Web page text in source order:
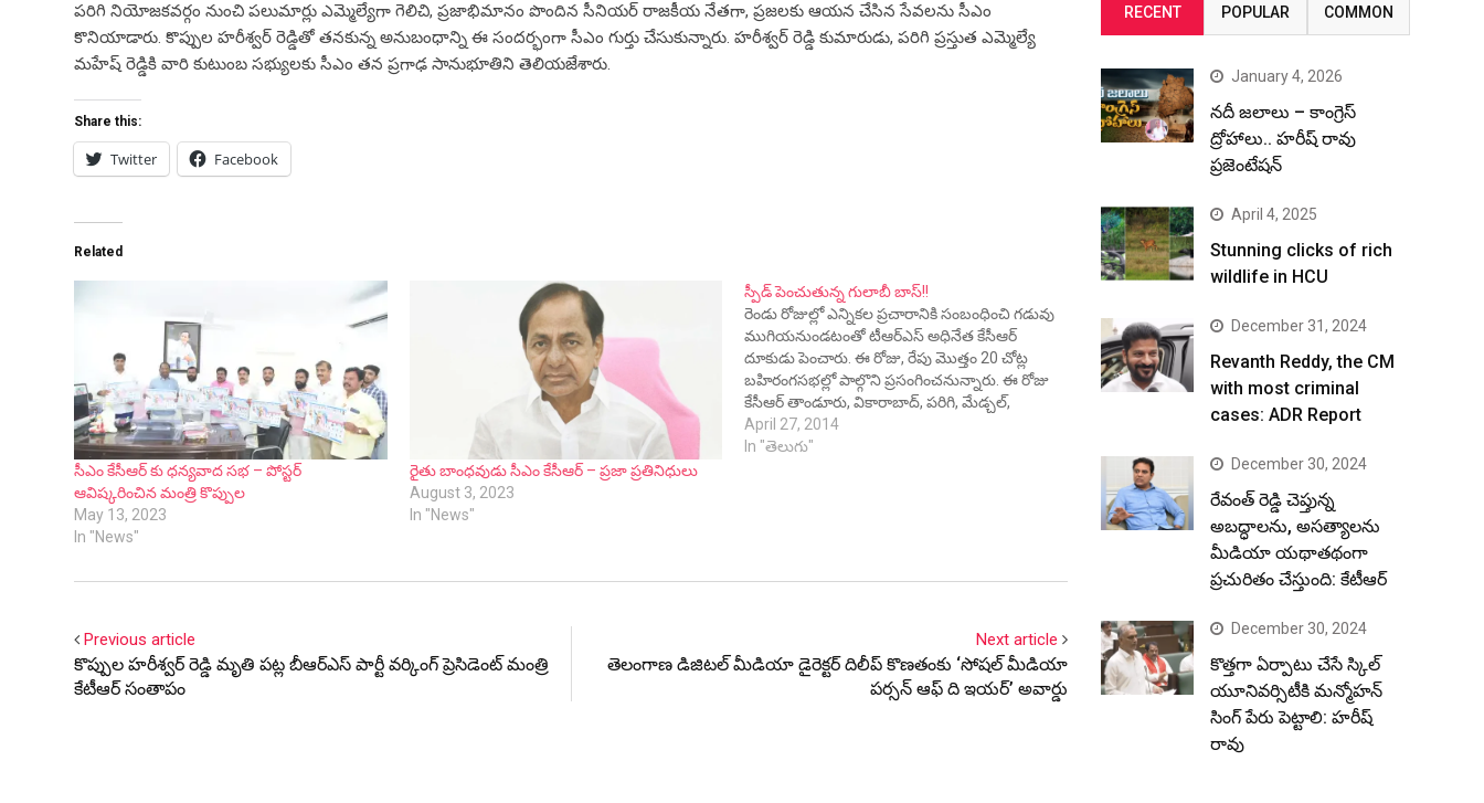
పరిగి నియోజకవర్గం నుంచి పలుమార్లు ఎమ్మెల్యేగా గెలిచి, ప్రజాభిమానం పొందిన సీనియర్ రాజకీయ నేతగా, ప్రజలకు ఆయన చేసిన సేవలను సీఎం
కొనియాడారు. కొప్పుల హరీశ్వర్ రెడ్డితో తనకున్న అనుబంధాన్ని ఈ సందర్భంగా సీఎం గుర్తు చేసుకున్నారు. హరీశ్వర్ రెడ్డి కుమారుడు, పరిగి ప్రస్తుత ఎమ్మెల్యే
మహేష్ రెడ్డికి వారి కుటుంబ సభ్యులకు సీఎం తన ప్రగాఢ సానుభూతిని తెలియజేశారు.
Share this:
Twitter Facebook
Related
సీఎం కేసీఆర్ కు ధన్యవాద సభ – పోస్టర్
ఆవిష్కరించిన మంత్రి కొప్పుల
May 13, 2023
In "News"
రైతు బాంధవుడు సీఎం కేసీఆర్ – ప్రజా ప్రతినిధులు
August 3, 2023
In "News"
స్పీడ్ పెంచుతున్న గులాబీ బాస్!!
రెండు రోజుల్లో ఎన్నికల ప్రచారానికి సంబంధించి గడువు
ముగియనుండటంతో టీఆర్ఎస్ అధినేత కేసీఆర్
దూకుడు పెంచారు. ఈ రోజు, రేపు మొత్తం 20 చోట్ల
బహిరంగసభల్లో పాల్గొని ప్రసంగించనున్నారు. ఈ రోజు
కేసీఆర్ తాండూరు, వికారాబాద్, పరిగి, మేడ్చల్,
ఎల్బీనగర్, ఉప్పల్, కుత్బుల్లాపూర్, సికింద్రాబాద్,
సంగారెడ్డి, సనత్ నగర్, ఖైరతాబాద్ నియోజకవర్గ
April 27, 2014
In "తెలుగు"
Previous article
కొప్పుల హరీశ్వర్ రెడ్డి మృతి పట్ల బీఆర్ఎస్ పార్టీ వర్కింగ్ ప్రెసిడెంట్ మంత్రి
కేటీఆర్ సంతాపం
Next article
తెలంగాణ డిజిటల్ మీడియా డైరెక్టర్ దిలీప్ కొణతంకు ‘సోషల్ మీడియా
పర్సన్ ఆఫ్ ది ఇయర్’ అవార్డు
RECENT POPULAR COMMON
January 4, 2026
నదీ జలాలు – కాంగ్రెస్
ద్రోహాలు.. హరీష్ రావు
ప్రజెంటేషన్
April 4, 2025
Stunning clicks of rich
wildlife in HCU
December 31, 2024
Revanth Reddy, the CM
with most criminal
cases: ADR Report
December 30, 2024
రేవంత్ రెడ్డి చెప్తున్న
అబద్ధాలను, అసత్యాలను
మీడియా యథాతథంగా
ప్రచురితం చేస్తుంది: కేటీఆర్
December 30, 2024
కొత్తగా ఏర్పాటు చేసే స్కిల్
యూనివర్సిటీకి మన్మోహన్
సింగ్ పేరు పెట్టాలి: హరీష్
రావు